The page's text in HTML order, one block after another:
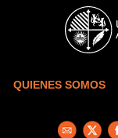
Skip to main content
QUIENES SOMOS